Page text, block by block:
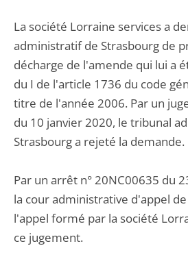
La société Lorraine services a
administratif de Strasbourg de
décharge de l'amende qui lui a
du I de l'article 1736 du code
titre de l'année 2006. Par un
du 10 janvier 2020, le tribunal
Strasbourg a rejeté la demande.
Par un arrêt n° 20NC00635 du
la cour administrative d'appel
l'appel formé par la société
ce jugement.